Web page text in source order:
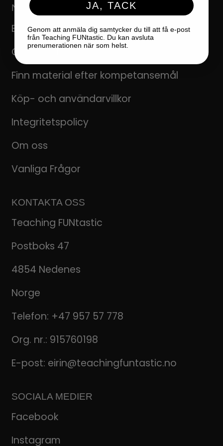
NAVIGERING
Butikk
Gratismaterial
Finn material efter kompetansemål
Köp- och användarvillkor
Integritetspolicy
Om oss
Vanliga Frågor
KONTAKTA OSS
Teaching FUNtastic
Postboks 47
4854 Nedenes
Norge
Telefon: +47 957 57 778
Org. nr.: 915760198
E-post: eirin@teachingfuntastic.no
SOCIALA MEDIER
Facebook
Instagram
JA, TACK
Genom att anmäla dig samtycker du till att få e-post
från Teaching FUNtastic. Du kan avsluta
prenumerationen när som helst.